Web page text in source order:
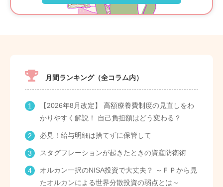
月間ランキング（全コラム内）
【2026年8月改定】 高額療養費制度の見直しをわ
かりやすく解説！ 自己負担額はどう変わる？
必見！給与明細は捨てずに保管して
スタグフレーションが起きたときの資産防衛術
オルカン一択のNISA投資で大丈夫？ ～ＦＰから見
たオルカンによる世界分散投資の弱点とは～